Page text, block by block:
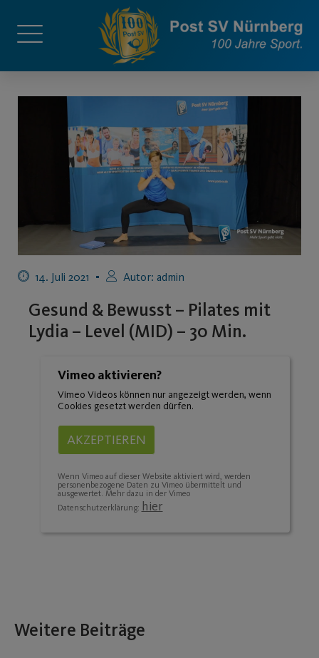
14. Juli 2021 Autor: admin
Gesund & Bewusst – Pilates mit
Lydia – Level (MID) – 30 Min.
Vimeo aktivieren?
Vimeo Videos können nur angezeigt werden, wenn
Cookies gesetzt werden dürfen.
AKZEPTIEREN
Wenn Vimeo auf dieser Website aktiviert wird, werden
personenbezogene Daten zu Vimeo übermittelt und
ausgewertet. Mehr dazu in der Vimeo
Datenschutzerklärung: hier
Weitere Beiträge